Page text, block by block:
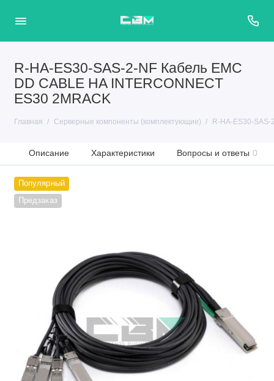
R-HA-ES30-SAS-2-NF Кабель EMC
DD CABLE HA INTERCONNECT
ES30 2MRACK
Главная Серверные компоненты (комплектующие) R-HA-ES30-
Описание Характеристики Вопросы и ответы 0
Популярный
Предзаказ